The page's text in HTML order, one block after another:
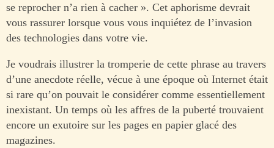
se reprocher n’a rien à cacher ». Cet aphorisme devrait
vous rassurer lorsque vous vous inquiétez de l’invasion
des technologies dans votre vie.
Je voudrais illustrer la tromperie de cette phrase au travers
d’une anecdote réelle, vécue à une époque où Internet était
si rare qu’on pouvait le considérer comme essentiellement
inexistant. Un temps où les affres de la puberté trouvaient
encore un exutoire sur les pages en papier glacé des
magazines.